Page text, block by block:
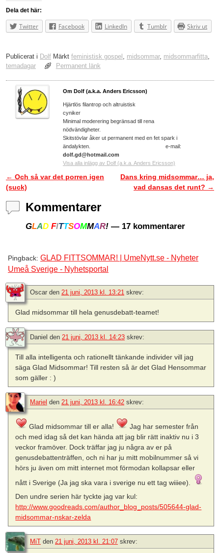
Dela det här:
Twitter Facebook LinkedIn Tumblr Skriv ut
Publicerat i Dolf Märkt feministisk gospel , midsommar, midsommarfitta,
temadagar
Permanent länk
Om Dolf (a.k.a. Anders Ericsson)
Hjärtlös filantrop och altruistisk
cyniker
Minimal moderering begränsad till rena
nödvändigheter.
Skitstövlar åker ut permanent med en fet spark i
ändalykten. e-mail:
dolf.gd@hotmail.com
Visa alla inlägg av Dolf (a.k.a. Anders Ericsson)
Inläggsnavigering
← Och så var det porren igen
(suck)
Dans kring midsommar… ja,
vad dansas det runt? →
Kommentarer
GLAD FITTSOMMAR! — 17 kommentarer
Pingback: GLAD FITTSOMMAR! | UmeNytt.se - Nyheter
Umeå Sverige - Nyhetsportal
Oscar den 21 juni, 2013 kl. 13:21 skrev:
Glad midsommar till hela genusdebatt-teamet!
Daniel den 21 juni, 2013 kl. 14:23 skrev:
Till alla intelligenta och rationellt tänkande individer vill jag
säga Glad Midsommar! Till resten så är det Glad Hensommar
som gäller : )
Mariel den 21 juni, 2013 kl. 16:42 skrev:
Glad midsommar till er alla!
Jag har semester från
och med idag så det kan hända att jag blir rätt inaktiv nu i 3
veckor framöver. Dock träffar jag ju några av er på
genusdebattenträffen, och ni har ju mitt mobilnummer så vi
hörs ju även om mitt internet mot förmodan kollapsar eller
nått i Sverige (Ja jag ska vara i sverige nu ett tag wiiiee).
Den undre serien här tyckte jag var kul:
http://www.goodreads.com/author_blog_posts/505644-glad-
midsommar-nskar-zelda
MiT den 21 juni, 2013 kl. 21:07 skrev: